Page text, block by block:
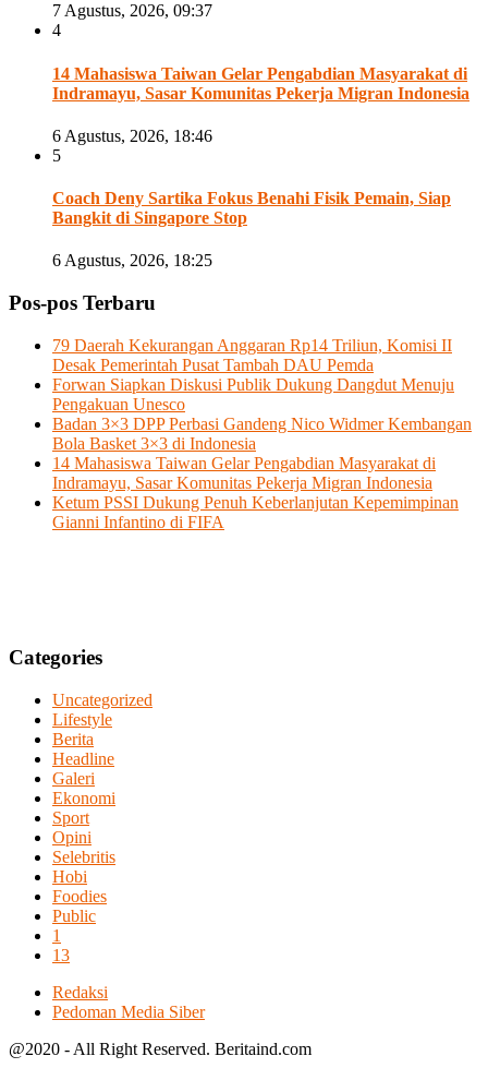
7 Agustus, 2026, 09:37
4
14 Mahasiswa Taiwan Gelar Pengabdian Masyarakat di
Indramayu, Sasar Komunitas Pekerja Migran Indonesia
6 Agustus, 2026, 18:46
5
Coach Deny Sartika Fokus Benahi Fisik Pemain, Siap
Bangkit di Singapore Stop
6 Agustus, 2026, 18:25
Pos-pos Terbaru
79 Daerah Kekurangan Anggaran Rp14 Triliun, Komisi II
Desak Pemerintah Pusat Tambah DAU Pemda
Forwan Siapkan Diskusi Publik Dukung Dangdut Menuju
Pengakuan Unesco
Badan 3×3 DPP Perbasi Gandeng Nico Widmer Kembangan
Bola Basket 3×3 di Indonesia
14 Mahasiswa Taiwan Gelar Pengabdian Masyarakat di
Indramayu, Sasar Komunitas Pekerja Migran Indonesia
Ketum PSSI Dukung Penuh Keberlanjutan Kepemimpinan
Gianni Infantino di FIFA
Categories
Uncategorized
Lifestyle
Berita
Headline
Galeri
Ekonomi
Sport
Opini
Selebritis
Hobi
Foodies
Public
1
13
Redaksi
Pedoman Media Siber
@2020 - All Right Reserved. Beritaind.com